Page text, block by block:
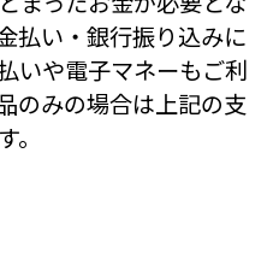
払い・銀⾏振り込みに
いや電⼦マネーもご利
のみの場合は上記の⽀